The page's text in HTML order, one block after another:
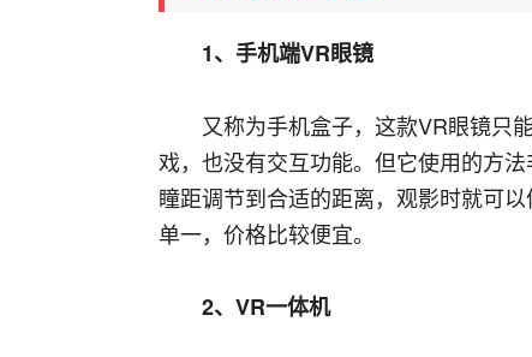
1、手机端VR眼镜
又称为手机盒子，这款VR眼镜只
戏，也没有交互功能。但它使用的方
瞳距调节到合适的距离，观影时就可
单一，价格比较便宜。
2、VR一体机